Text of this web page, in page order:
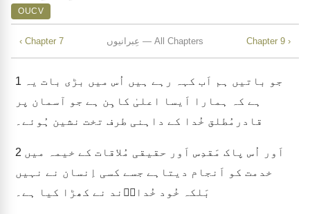
OUCV
‹ Chapter 7 عِبرانیوں — All Chapters Chapter 9 ›
1
ہے کہ ہمارا اَیسا اعلیٰ کاہِن ہے جو آسمان پر
قادرمُطلق خُدا کے داہنی طرف تخت نشین ہُوئے۔
2
خدمت کو اَنجام دیتاہے جسے کسی اِنسان نے نہیں
بَلکہ خُود خُداوؔند نے کھڑا کیا ہے۔